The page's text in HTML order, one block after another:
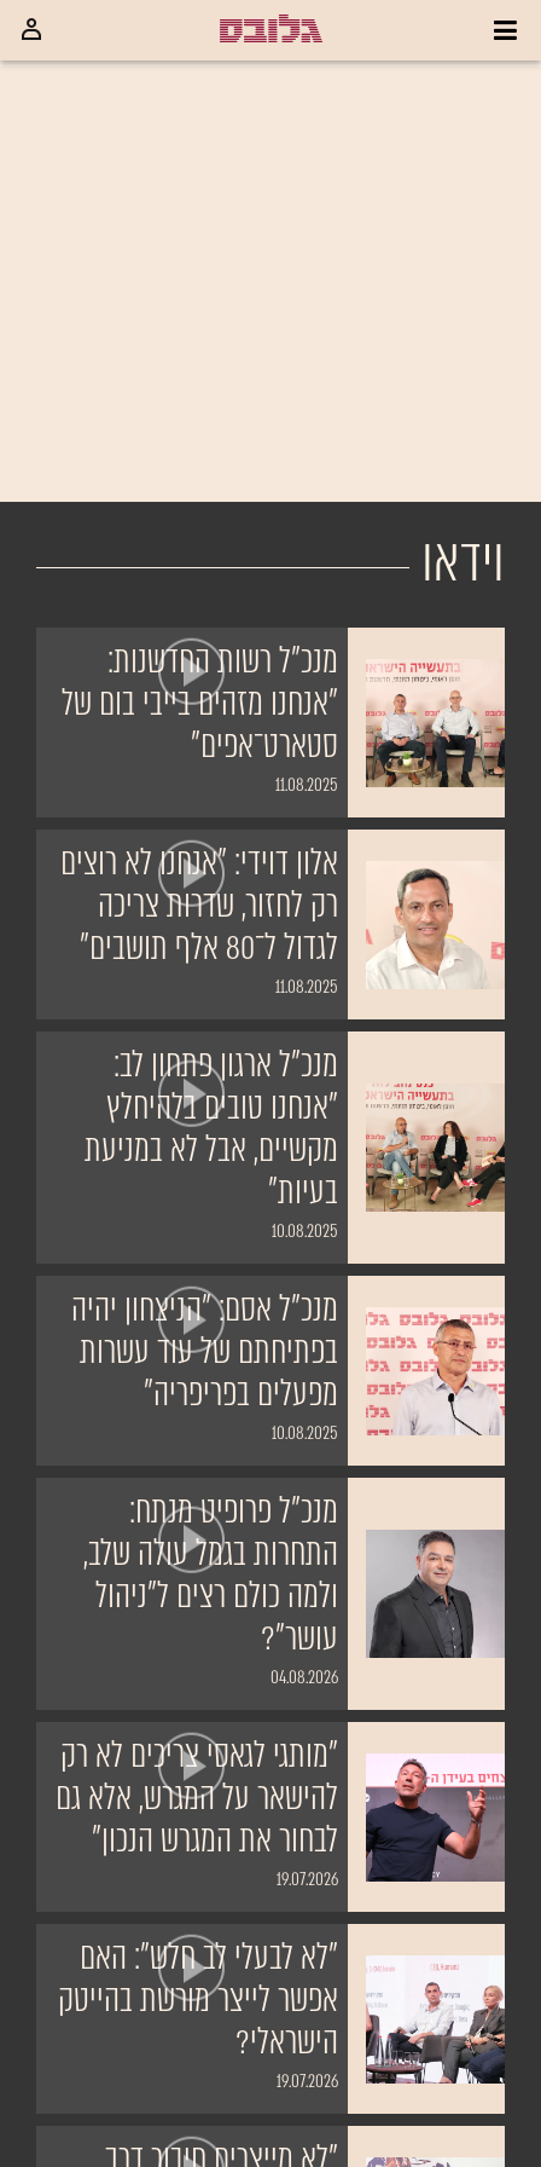
וידאו
מנכ"ל רשות החדשנות:
"אנחנו מזהים בייבי בום של
סטארט־אפים"
11.08.2025
אלון דוידי: "אנחנו לא רוצים
רק לחזור, שדרות צריכה
לגדול ל־80 אלף תושבים"
11.08.2025
​מנכ"ל ארגון פתחון לב:
"אנחנו טובים בלהיחלץ
מקשיים, אבל לא במניעת
בעיות"
10.08.2025
מנכ"ל אסם: "הניצחון יהיה
בפתיחתם של עוד עשרות
מפעלים בפריפריה"
10.08.2025
מנכ"ל פרופיט מנתח:
התחרות בגמל עולה שלב,
ולמה כולם רצים ל"ניהול
עושר"?
04.08.2026
"מותגי לגאסי צריכים לא רק
להישאר על המגרש, אלא גם
לבחור את המגרש הנכון"
19.07.2026
"לא לבעלי לב חלש": האם
אפשר לייצר מורשת בהייטק
הישראלי?
19.07.2026